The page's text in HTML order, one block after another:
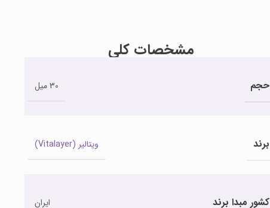
مشخصات کلی
حجم 30 میل
برند ویتالیر (Vitalayer)
کشور مبدا برند ایران